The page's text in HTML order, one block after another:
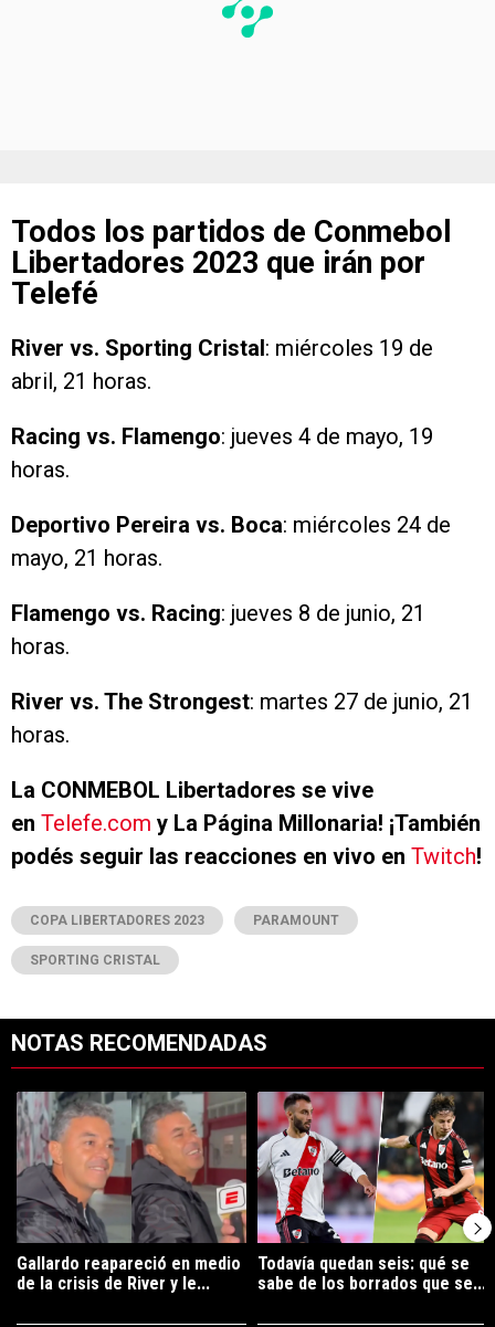
Todos los partidos de Conmebol
Libertadores 2023 que irán por
Telefé
River vs. Sporting Cristal: miércoles 19 de
abril, 21 horas.
Racing vs. Flamengo: jueves 4 de mayo, 19
horas.
Deportivo Pereira vs. Boca: miércoles 24 de
mayo, 21 horas.
Flamengo vs. Racing: jueves 8 de junio, 21
horas.
River vs. The Strongest: martes 27 de junio, 21
horas.
La CONMEBOL Libertadores se vive
en Telefe.com y La Página Millonaria! ¡También
podés seguir las reacciones en vivo en Twitch!
COPA LIBERTADORES 2023 PARAMOUNT
SPORTING CRISTAL
NOTAS RECOMENDADAS
Un artículo de tendencia con el título "Gallardo reapareció en medio
Gallardo reapareció en medio
de la crisis de River y le...
Un artículo de tendencia con el
Todavía quedan seis: qué se
sabe de los borrados que se...